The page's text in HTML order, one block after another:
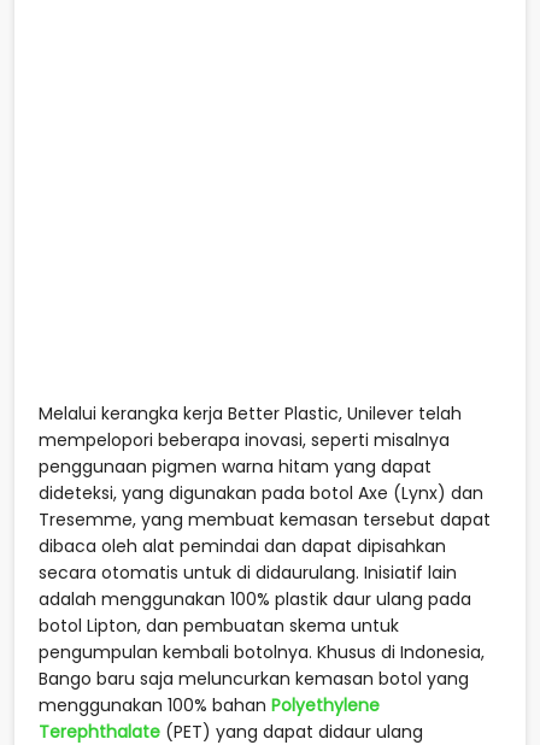
Melalui kerangka kerja Better Plastic, Unilever telah
mempelopori beberapa inovasi, seperti misalnya
penggunaan pigmen warna hitam yang dapat
dideteksi, yang digunakan pada botol Axe (Lynx) dan
Tresemme, yang membuat kemasan tersebut dapat
dibaca oleh alat pemindai dan dapat dipisahkan
secara otomatis untuk di didaurulang. Inisiatif lain
adalah menggunakan 100% plastik daur ulang pada
botol Lipton, dan pembuatan skema untuk
pengumpulan kembali botolnya. Khusus di Indonesia,
Bango baru saja meluncurkan kemasan botol yang
menggunakan 100% bahan Polyethylene
Terephthalate (PET) yang dapat didaur ulang